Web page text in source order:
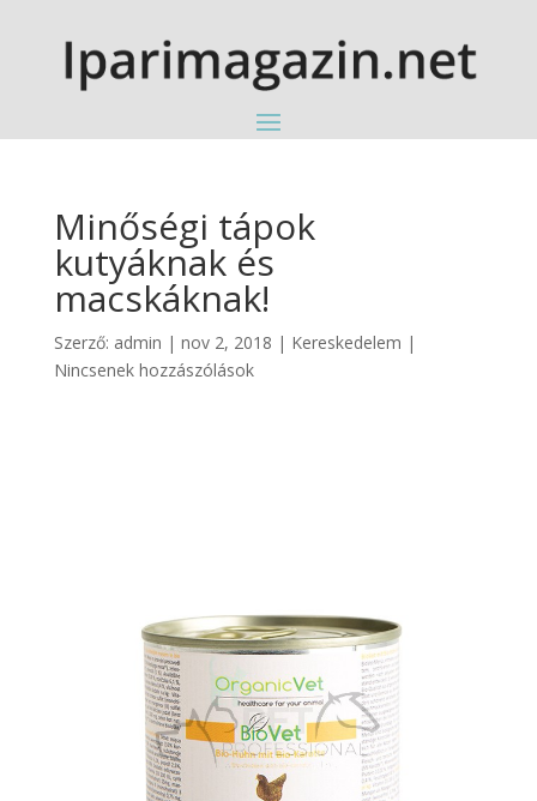
Minőségi tápok
kutyáknak és
macskáknak!
Szerző: admin | nov 2, 2018 | Kereskedelem |
Nincsenek hozzászólások